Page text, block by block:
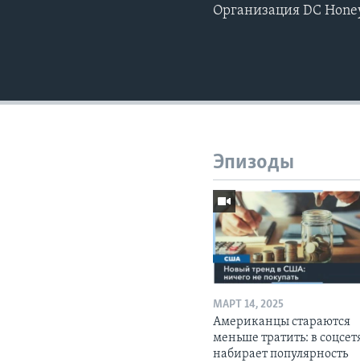
Организация DC
Эпизоды
МАРТ 14, 2025
Американцы стараются
меньше тратить: в
набирает популярность